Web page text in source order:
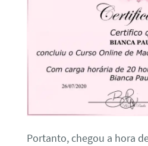
Portanto, chegou a hora